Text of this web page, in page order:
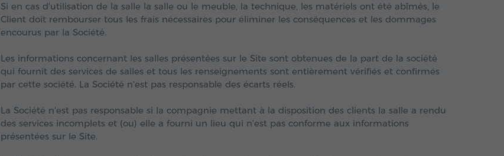
Si en cas d'utilisation de la salle la salle ou le meuble, la technique, les matériels ont été abîmés, le
Client doit rembourser tous les frais nécessaires pour éliminer les conséquences et les dommages
encourus par la Société.
Les informations concernant les salles présentées sur le Site sont obtenues de la part de la société
qui fournit des services de salles et tous les renseignements sont entièrement vérifiés et confirmés
par cette société. La Société n'est pas responsable des écarts réels.
La Société n'est pas responsable si la compagnie mettant à la disposition des clients la salle a rendu
des services incomplets et (ou) elle a fourni un lieu qui n'est pas conforme aux informations
présentées sur le Site.